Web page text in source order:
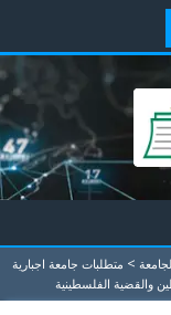
> متطلبات جامعة اجبارية
الفلسطينية